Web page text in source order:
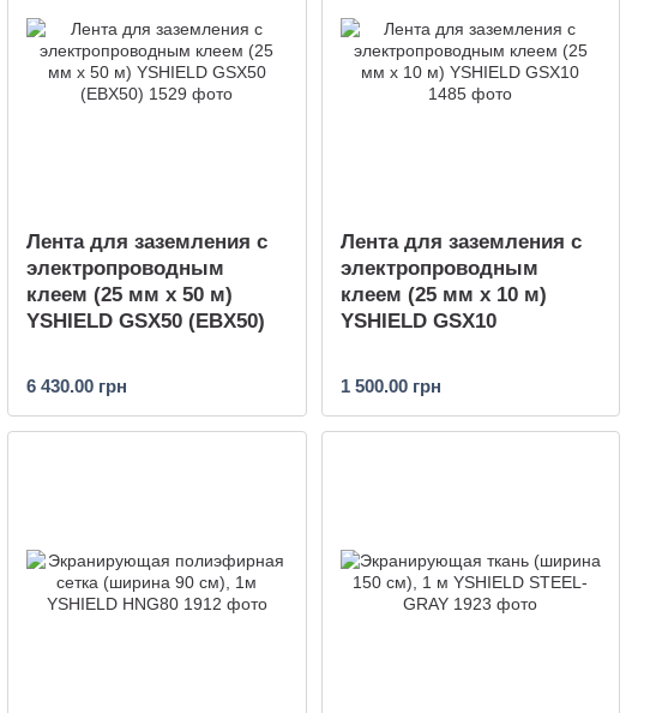
Лента для заземления с
электропроводным
клеем (25 мм х 50 м)
YSHIELD GSX50 (EBX50)
6 430.00 грн
Лента для заземления с
электропроводным
клеем (25 мм х 10 м)
YSHIELD GSX10
1 500.00 грн